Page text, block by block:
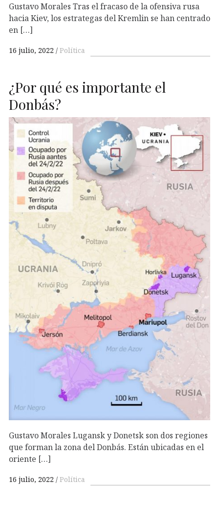
Gustavo Morales Tras el fracaso de la ofensiva rusa
hacia Kiev, los estrategas del Kremlin se han centrado
en […]
16 julio, 2022 Política
¿Por qué es importante el
Donbás?
Gustavo Morales Lugansk y Donetsk son dos regiones
que forman la zona del Donbás. Están ubicadas en el
oriente […]
16 julio, 2022 Política